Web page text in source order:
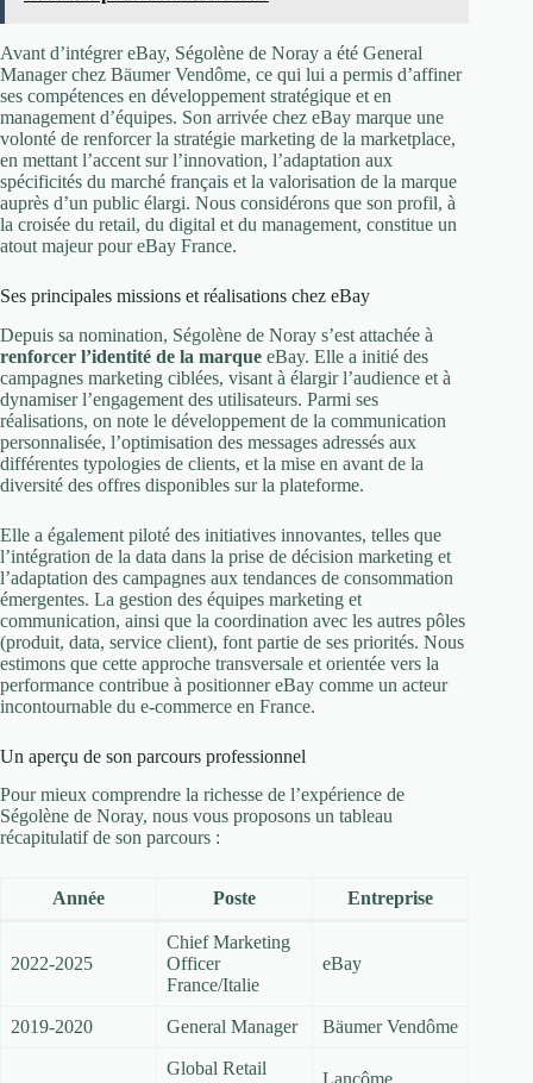
Avant d’intégrer eBay, Ségolène de Noray a été General
Manager chez Bäumer Vendôme, ce qui lui a permis d’affiner
ses compétences en développement stratégique et en
management d’équipes. Son arrivée chez eBay marque une
volonté de renforcer la stratégie marketing de la marketplace,
en mettant l’accent sur l’innovation, l’adaptation aux
spécificités du marché français et la valorisation de la marque
auprès d’un public élargi. Nous considérons que son profil, à
la croisée du retail, du digital et du management, constitue un
atout majeur pour eBay France.
Ses principales missions et réalisations chez eBay
Depuis sa nomination, Ségolène de Noray s’est attachée à
renforcer l’identité de la marque eBay. Elle a initié des
campagnes marketing ciblées, visant à élargir l’audience et à
dynamiser l’engagement des utilisateurs. Parmi ses
réalisations, on note le développement de la communication
personnalisée, l’optimisation des messages adressés aux
différentes typologies de clients, et la mise en avant de la
diversité des offres disponibles sur la plateforme.
Elle a également piloté des initiatives innovantes, telles que
l’intégration de la data dans la prise de décision marketing et
l’adaptation des campagnes aux tendances de consommation
émergentes. La gestion des équipes marketing et
communication, ainsi que la coordination avec les autres pôles
(produit, data, service client), font partie de ses priorités. Nous
estimons que cette approche transversale et orientée vers la
performance contribue à positionner eBay comme un acteur
incontournable du e-commerce en France.
Un aperçu de son parcours professionnel
Pour mieux comprendre la richesse de l’expérience de
Ségolène de Noray, nous vous proposons un tableau
récapitulatif de son parcours :
Année Poste Entreprise
2022-2025
Chief Marketing
Officer
France/Italie
eBay
2019-2020 General Manager Bäumer Vendôme
Global Retail